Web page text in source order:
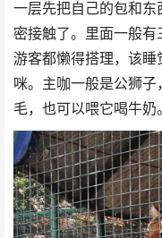
一层先把自己的包和
密接触了。里面一般
游客都懒得搭理，该
咪。主咖一般是公狮
毛，也可以喂它喝牛奶。